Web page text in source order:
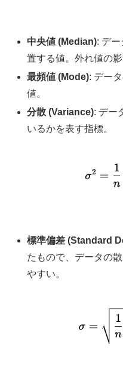
中央値 (Median): デ
置する値。外れ値の影
最頻値 (Mode): デー
値。
分散 (Variance): デー
いるかを表す指標。
標準偏差 (Standard
たもので、データの
やすい。